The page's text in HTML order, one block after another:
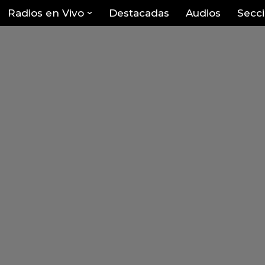
Radios en Vivo Destacadas Audios